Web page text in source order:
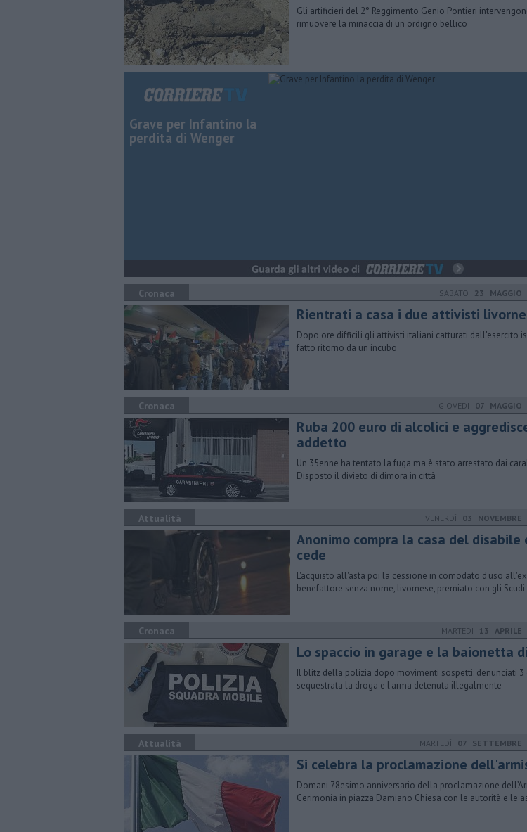
Gli artificieri del 2° Reggimento Genio Pontieri
rimuovere la minaccia di un ordigno bellico
Grave per Infantino la
perdita di Wenger
Cronaca SABATO 23 MAGGIO
Rientrati a casa i due attivisti
Dopo ore difficili gli attivisti italiani catturati dall'esercito
fatto ritorno da un incubo
Cronaca GIOVEDÌ 07 MAGGIO
Ruba 200 euro di alcolici e
addetto
Un 35enne ha tentato la fuga ma è stato arrestato dai
Disposto il divieto di dimora in città
Attualità VENERDÌ 03 NOVEMBRE
Anonimo compra la casa del disabile
cede
L'acquisto all'asta poi la cessione in comodato d'uso
benefattore senza nome, livornese, premiato con gli Scudi
Cronaca MARTEDÌ 13 APRILE
Lo spaccio in garage e la baionetta
Il blitz della polizia dopo movimenti sospetti: denunciati 3
sequestrata la droga e l'arma detenuta illegalmente
Attualità MARTEDÌ 07 SETTEMBRE
Si celebra la proclamazione
Domani 78esimo anniversario della proclamazione
Cerimonia in piazza Damiano Chiesa con le autorità e le